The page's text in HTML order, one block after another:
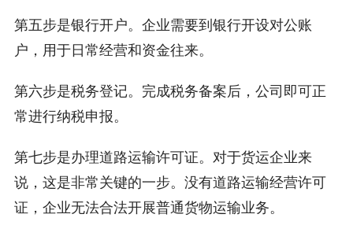
第五步是银行开户。企业需要到银行开设对公账
户，用于日常经营和资金往来。
第六步是税务登记。完成税务备案后，公司即可正
常进行纳税申报。
第七步是办理道路运输许可证。对于货运企业来
说，这是非常关键的一步。没有道路运输经营许可
证，企业无法合法开展普通货物运输业务。